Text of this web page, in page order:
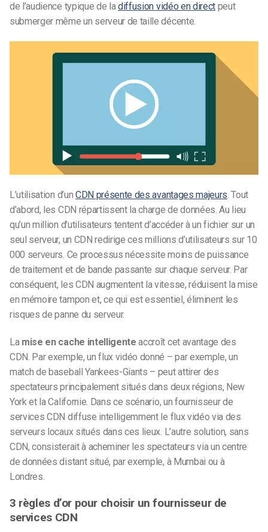
de l’audience typique de ladiffusion vidéo en direct peut
submerger même un serveur de taille décente.
L’utilisation d’un CDN présente des avantages majeurs. Tout
d’abord, les CDN répartissent la charge de données. Au lieu
qu’un million d’utilisateurs tentent d’accéder à un fichier sur un
seul serveur, un CDN redirige ces millions d’utilisateurs sur 10
000 serveurs. Ce processus nécessite moins de puissance
de traitement et de bande passante sur chaque serveur. Par
conséquent, les CDN augmentent la vitesse, réduisent la mise
en mémoire tampon et, ce qui est essentiel, éliminent les
risques de panne du serveur.
La mise en cache intelligente accroît cet avantage des
CDN. Par exemple, un flux vidéo donné – par exemple, un
match de baseball Yankees-Giants – peut attirer des
spectateurs principalement situés dans deux régions, New
York et la Californie. Dans ce scénario, un fournisseur de
services CDN diffuse intelligemment le flux vidéo via des
serveurs locaux situés dans ces lieux. L’autre solution, sans
CDN, consisterait à acheminer les spectateurs via un centre
de données distant situé, par exemple, à Mumbai ou à
Londres.
3 règles d’or pour choisir un fournisseur de
services CDN